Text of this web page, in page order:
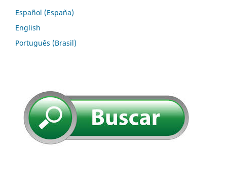
Español (España)
English
Português (Brasil)